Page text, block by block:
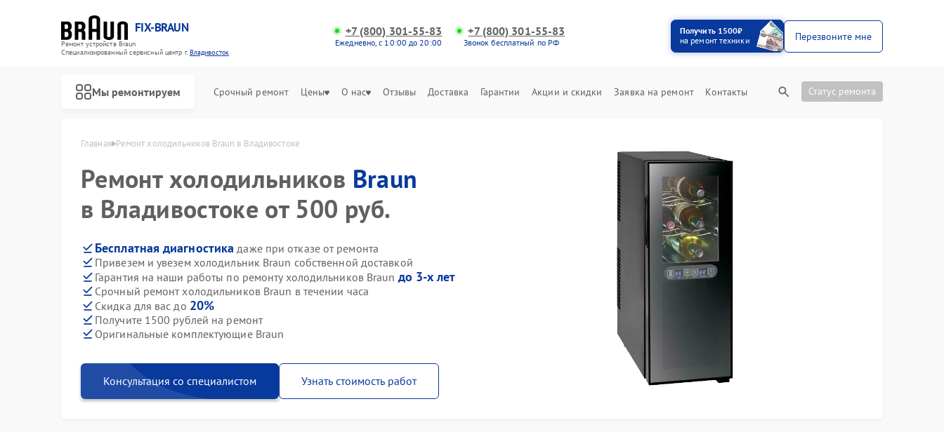
FIX-BRAUN
Ремонт устройств Braun
Специализированный cервисный центр г.Владивосток
+7 (800) 301-55-83
Ежедневно, с 10:00 до 20:00
+7 (800) 301-55-83
Звонок бесплатный по РФ
Получить 1500₽
на ремонт техники
Перезвоните мне
Мы ремонтируем Срочный ремонт Цены О нас Отзывы Доставка Гарантии Акции и скидки Заявка на ремонт Контакты Статус ремонта
Главная Ремонт холодильников Braun в Владивостоке
Ремонт холодильников Braun
в Владивостоке от 500 руб.
Бесплатная диагностика даже при отказе от ремонта
Привезем и увезем холодильник Braun собственной доставкой
Гарантия на наши работы по ремонту холодильников Braun до 3-х лет
Срочный ремонт холодильников Braun в течении часа
Скидка для вас до 20%
Получите 1500 рублей на ремонт
Оригинальные комплектующие Braun
Консультация со специалистом Узнать стоимость работ